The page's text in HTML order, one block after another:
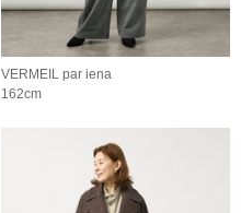
VERMEIL par iena
162cm